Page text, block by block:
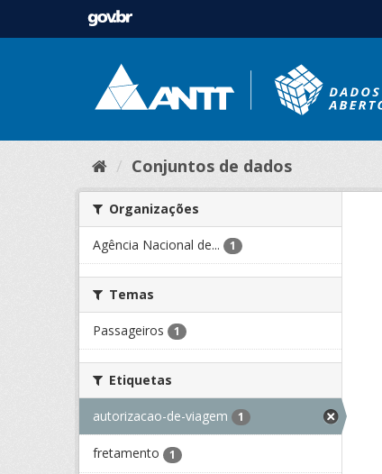
Conjuntos de dados
Organizações
Agência Nacional de... 1
Temas
Passageiros 1
Etiquetas
autorizacao-de-viagem 1
fretamento 1